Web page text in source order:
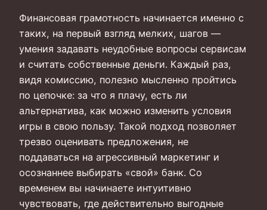
Финансовая грамотность начинается именно с
таких, на первый взгляд мелких, шагов —
умения задавать неудобные вопросы сервисам
и считать собственные деньги. Каждый раз,
видя комиссию, полезно мысленно пройтись
по цепочке: за что я плачу, есть ли
альтернатива, как можно изменить условия
игры в свою пользу. Такой подход позволяет
трезво оценивать предложения, не
поддаваться на агрессивный маркетинг и
осознаннее выбирать «свой» банк. Со
временем вы начинаете интуитивно
чувствовать, где действительно выгодные